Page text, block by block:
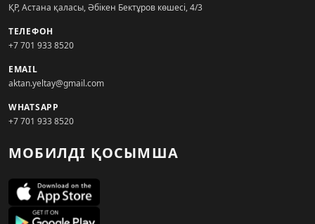
ҚР, Астана қаласы, Әбікен Бектұров көшесі, 4/3
ТЕЛЕФОН
+7 701 933 8520
EMAIL
aktan.yeltay@gmail.com
WHATSAPP
+7 701 933 8520
МОБИЛДІ ҚОСЫМША